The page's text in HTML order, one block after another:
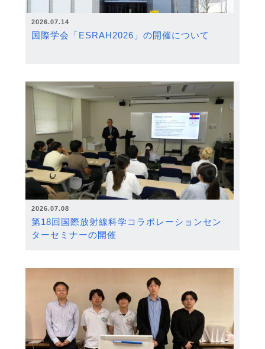
2026.07.14
国際学会「ESRAH2026」の開催について
2026.07.08
第18回国際放射線科学コラボレーションセン
ターセミナーの開催